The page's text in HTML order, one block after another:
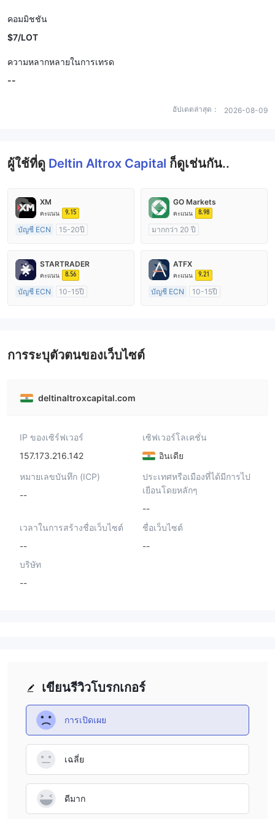
คอมมิชชัน
$7/LOT
ความหลากหลายในการเทรด
--
อัปเดตล่าสุด： 2026-08-09
ผู้ใช้ที่ดู Deltin Altrox Capital ก็ดูเช่นกัน..
XM
คะแนน 9.15
บัญชี ECN
15-20ปี
ใบอนุญาต MT4 แบบเต็ม
GO Markets
คะแนน 8.98
มากกว่า 20 ปี
cTrader
STARTRADER
คะแนน 8.56
บัญชี ECN
10-15ปี
ATFX
คะแนน 9.21
บัญชี ECN
10-15ปี
การระบุตัวตนของเว็บไซต์
deltinaltroxcapital.com
IP ของเซิร์ฟเวอร์
157.173.216.142
เซิฟเวอร์โลเคชั่น
อินเดีย
หมายเลขบันทึก (ICP)
--
ประเทศหรือเมืองที่ได้มีการไป
เยือนโดยหลักๆ
--
เวลาในการสร้างชื่อเว็บไซต์
--
ชื่อเว็บไซต์
--
บริษัท
--
เขียนรีวิวโบรกเกอร์
การเปิดเผย
เฉลี่ย
ดีมาก